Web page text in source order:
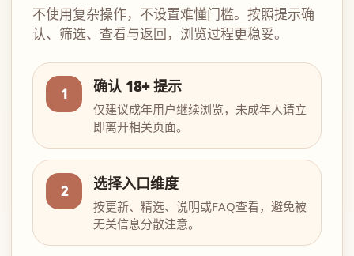
不使用复杂操作，不设置难懂门槛。按照提示确
认、筛选、查看与返回，浏览过程更稳妥。
1 确认 18+ 提示
仅建议成年用户继续浏览，未成年人请立
即离开相关页面。
2 选择入口维度
按更新、精选、说明或FAQ查看，避免被
无关信息分散注意。